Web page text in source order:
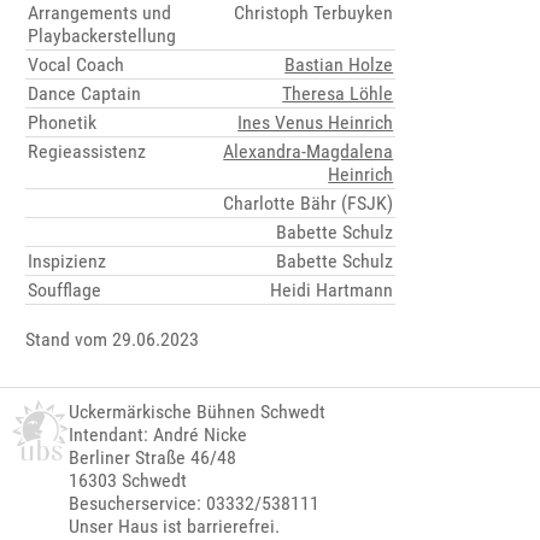
Arrangements und
Playbackerstellung
Christoph Terbuyken
Vocal Coach
Bastian Holze
Dance Captain
Theresa Löhle
Phonetik
Ines Venus Heinrich
Regieassistenz
Alexandra-Magdalena
Heinrich
Charlotte Bähr (FSJK)
Babette Schulz
Inspizienz
Babette Schulz
Soufflage
Heidi Hartmann
Stand vom 29.06.2023
Uckermärkische Bühnen Schwedt
Intendant: André Nicke
Berliner Straße 46/48
16303 Schwedt
Besucherservice: 03332/538111
Unser Haus ist barrierefrei.